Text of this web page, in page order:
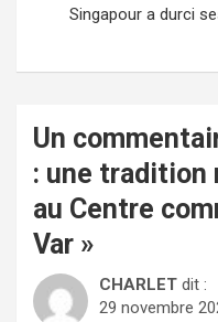
Singapour a durci
Un
: une
au Centre
Var »
CHARLET dit :
29 novembre